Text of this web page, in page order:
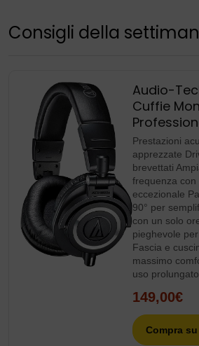
Consigli della
Audio-
Cuffie
Prestazioni
apprezzate
brevettati
frequenza con
eccezionale
90° per
con un solo
pieghevole
Fascia e
massimo
uso prolungato
149,00€
Compra